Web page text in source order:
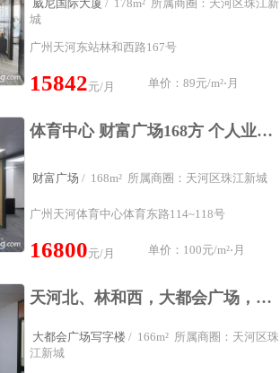
威尼国际大厦 / 178m² 所属商圈：天河区珠江新
城
广州天河东站林和西路167号
15842元/月 单价：89元/m²⋅月
体育中心 财富广场168方 个人业主招租 精装修带家具出租
财富广场 / 168m² 所属商圈：天河区珠江新城
广州天河体育中心体育东路114~118号
16800元/月 单价：100元/m²⋅月
天河北、林和西，大都会广场，全新装修+可配家私+双面采光
大都会广场写字楼 / 166m² 所属商圈：天河区珠
江新城